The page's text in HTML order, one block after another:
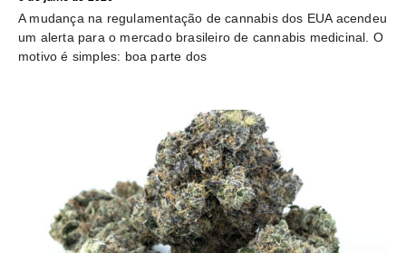
A mudança na regulamentação de cannabis dos EUA acendeu
um alerta para o mercado brasileiro de cannabis medicinal. O
motivo é simples: boa parte dos